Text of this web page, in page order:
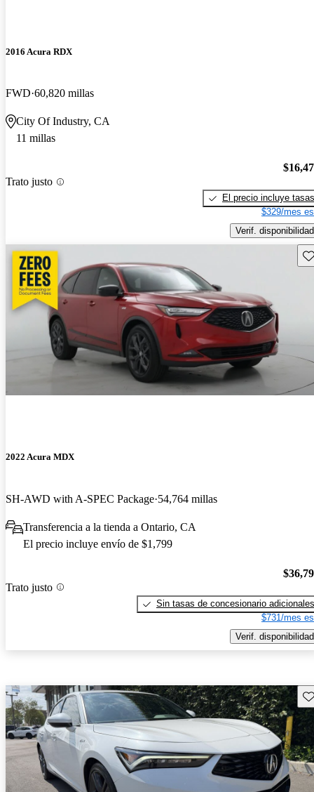
2016 Acura RDX
FWD 60,820 millas
City Of Industry, CA
11 millas
Trato justo
El precio incluye tasas
$329/mes
Verif. disponibilidad
2022 Acura MDX
SH-AWD with A-SPEC Package 54,764 millas
Transferencia a la tienda a Ontario, CA
El precio incluye envío de $1,799
Trato justo
Sin tasas de concesionario adicionales
$731/mes
Verif. disponibilidad